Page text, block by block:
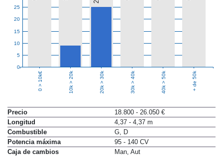
0
5
10
15
20
25
0 > 10k€ 10k > 20k 20k > 30k 30k > 40k 40k > 50k + de 50k
Precio
18.800 - 26.050 €
Longitud
4,37 - 4,37 m
Combustible
G, D
Potencia máxima
95 - 140 CV
Caja de cambios
Man, Aut